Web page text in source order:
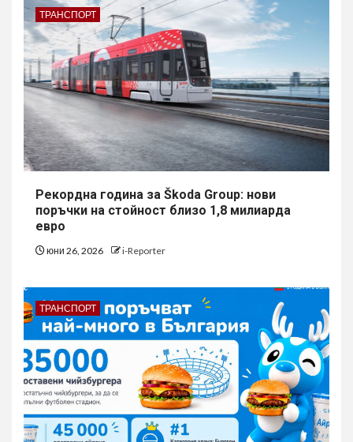
ТРАНСПОРТ
Рекордна година за Škoda Group: нови
поръчки на стойност близо 1,8 милиарда
евро
юни 26, 2026 i-Reporter
ТРАНСПОРТ